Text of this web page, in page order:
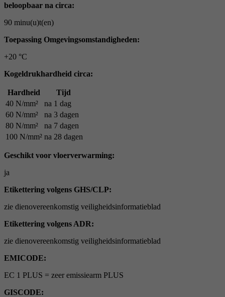
beloopbaar na circa:
90 minu(u)t(en)
Toepassing Omgevingsomstandigheden:
+20 °C
Kogeldrukhardheid circa:
Hardheid
Tijd
40 N/mm²
na 1 dag
60 N/mm²
na 3 dagen
80 N/mm²
na 7 dagen
100 N/mm² na 28 dagen
Geschikt voor vloerverwarming:
ja
Etikettering volgens GHS/CLP:
zie dienovereenkomstig veiligheidsinformatieblad
Etikettering volgens ADR:
zie dienovereenkomstig veiligheidsinformatieblad
EMICODE:
EC 1 PLUS = zeer emissiearm PLUS
GISCODE: